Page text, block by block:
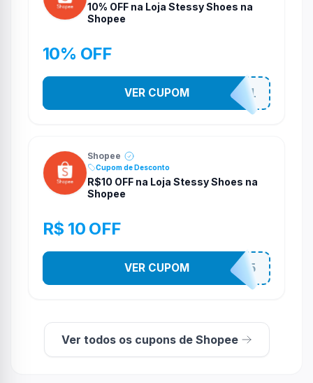
10% OFF na Loja Stessy Shoes na
Shopee
10% OFF
STES2541
VER CUPOM
Shopee
Cupom de Desconto
R$10 OFF na Loja Stessy Shoes na
Shopee
R$ 10 OFF
STES2525
VER CUPOM
Ver todos os cupons de Shopee